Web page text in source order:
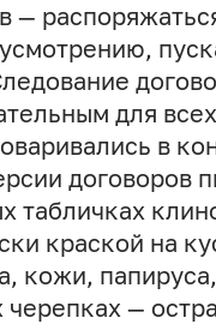
—
для
в
договоров
табличках
краской на
кожи,
черепках —